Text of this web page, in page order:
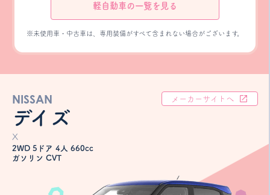
軽自動車の一覧を見る
※未使用車・中古車は、専用装備がすべて含まれない場合がございます。
NISSAN
デイズ
X
2WD 5ドア 4人 660cc
ガソリン CVT
メーカーサイトへ